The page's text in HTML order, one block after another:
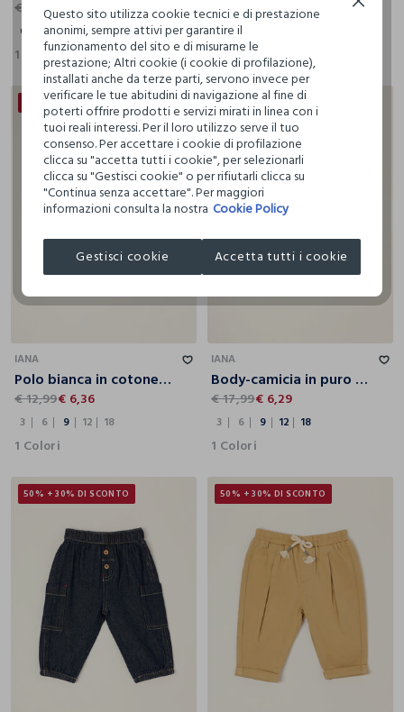
€ 12,99€ 6,36
6 9 12 18 24 36
1 Colori
€ 15,99€ 5,59
16 17
1 Colori
30% + 30% DI SCONTO
IANA
Polo bianca in cotone elasticizzato da neonato regular fit
€ 12,99€ 6,36
3 6 9 12 18
1 Colori
50% + 30% DI SCONTO
IANA
Body-camicia in puro cotone IANA
€ 17,99€ 6,29
3 6 9 12 18
1 Colori
50% + 30% DI SCONTO 50% + 30% DI SCONTO
Questo sito utilizza cookie tecnici e di prestazione
anonimi, sempre attivi per garantire il
funzionamento del sito e di misurarne le
prestazione; Altri cookie (i cookie di profilazione),
installati anche da terze parti, servono invece per
verificare le tue abitudini di navigazione al fine di
poterti offrire prodotti e servizi mirati in linea con i
tuoi reali interessi. Per il loro utilizzo serve il tuo
consenso. Per accettare i cookie di profilazione
clicca su "accetta tutti i cookie", per selezionarli
clicca su "Gestisci cookie" o per rifiutarli clicca su
"Continua senza accettare". Per maggiori
informazioni consulta la nostra Cookie Policy
Gestisci cookie Accetta tutti i cookie
Continua senza accettare